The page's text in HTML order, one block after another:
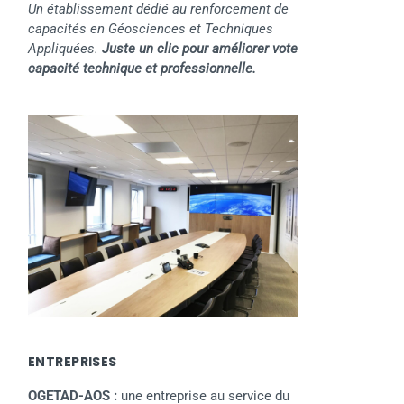
Un établissement dédié au renforcement de
capacités en Géosciences et Techniques
Appliquées. Juste un clic pour améliorer vote
capacité technique et professionnelle.
ENTREPRISES
OGETAD-AOS : une entreprise au service du